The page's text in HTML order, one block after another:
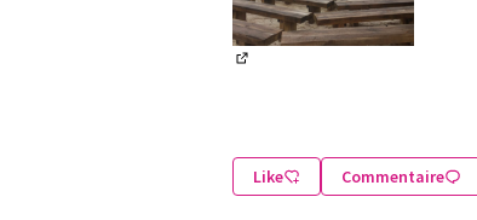
Like Commentaire